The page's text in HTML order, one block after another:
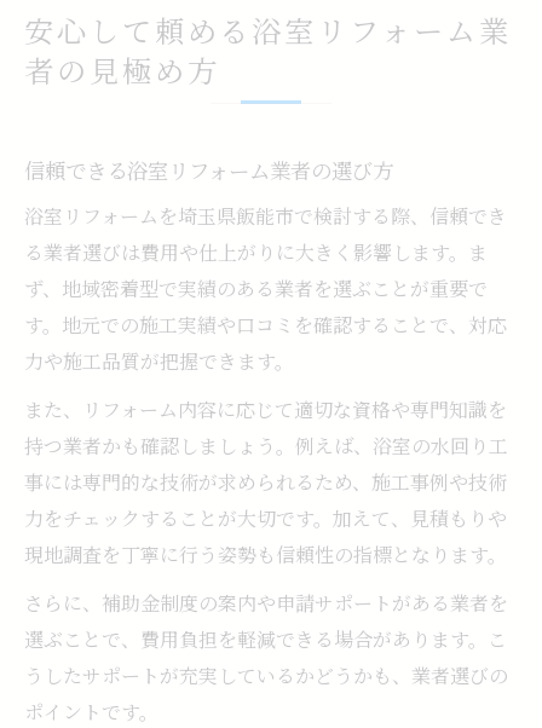
安心して頼める浴室リフォーム業
者の見極め方
信頼できる浴室リフォーム業者の選び方
浴室リフォームを埼玉県飯能市で検討する際、信頼でき
る業者選びは費用や仕上がりに大きく影響します。ま
ず、地域密着型で実績のある業者を選ぶことが重要で
す。地元での施工実績や口コミを確認することで、対応
力や施工品質が把握できます。
また、リフォーム内容に応じて適切な資格や専門知識を
持つ業者かも確認しましょう。例えば、浴室の水回り工
事には専門的な技術が求められるため、施工事例や技術
力をチェックすることが大切です。加えて、見積もりや
現地調査を丁寧に行う姿勢も信頼性の指標となります。
さらに、補助金制度の案内や申請サポートがある業者を
選ぶことで、費用負担を軽減できる場合があります。こ
うしたサポートが充実しているかどうかも、業者選びの
ポイントです。